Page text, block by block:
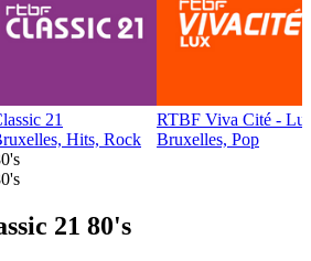
21
Hits, Rock
RTBF Viva Cité -
Bruxelles, Pop
21 80's